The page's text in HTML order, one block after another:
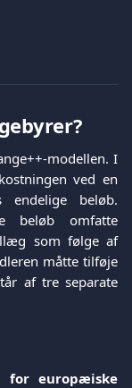
modellen. I
ved en
endelige beløb.
beløb omfatte
som følge af
måtte tilføje
af tre separate
for europæiske